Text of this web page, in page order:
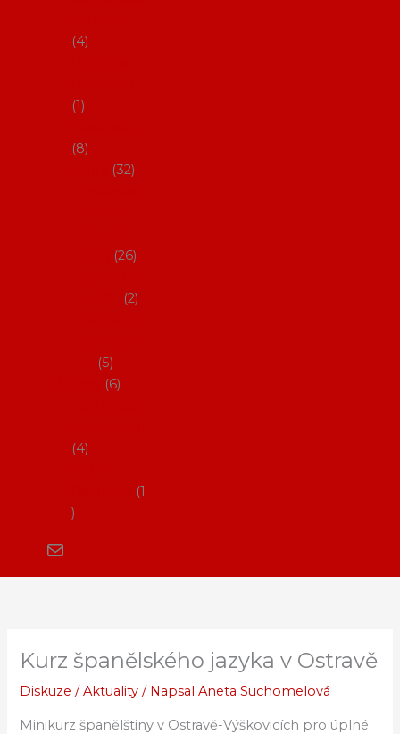
4
1
8
32
26
2
5
6
4
1
Kurz španělského jazyka v Ostravě
Diskuze /Aktuality / NapsalAneta Suchomelová
Minikurz španělštiny v Ostravě-Výškovicích pro úplné